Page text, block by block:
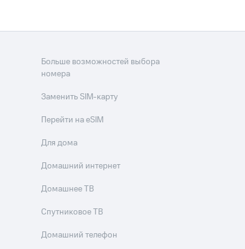
Больше возможностей выбора
номера
Заменить SIM-карту
Перейти на eSIM
Для дома
Домашний интернет
Домашнее ТВ
Спутниковое ТВ
Домашний телефон